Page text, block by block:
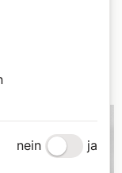
nein ja